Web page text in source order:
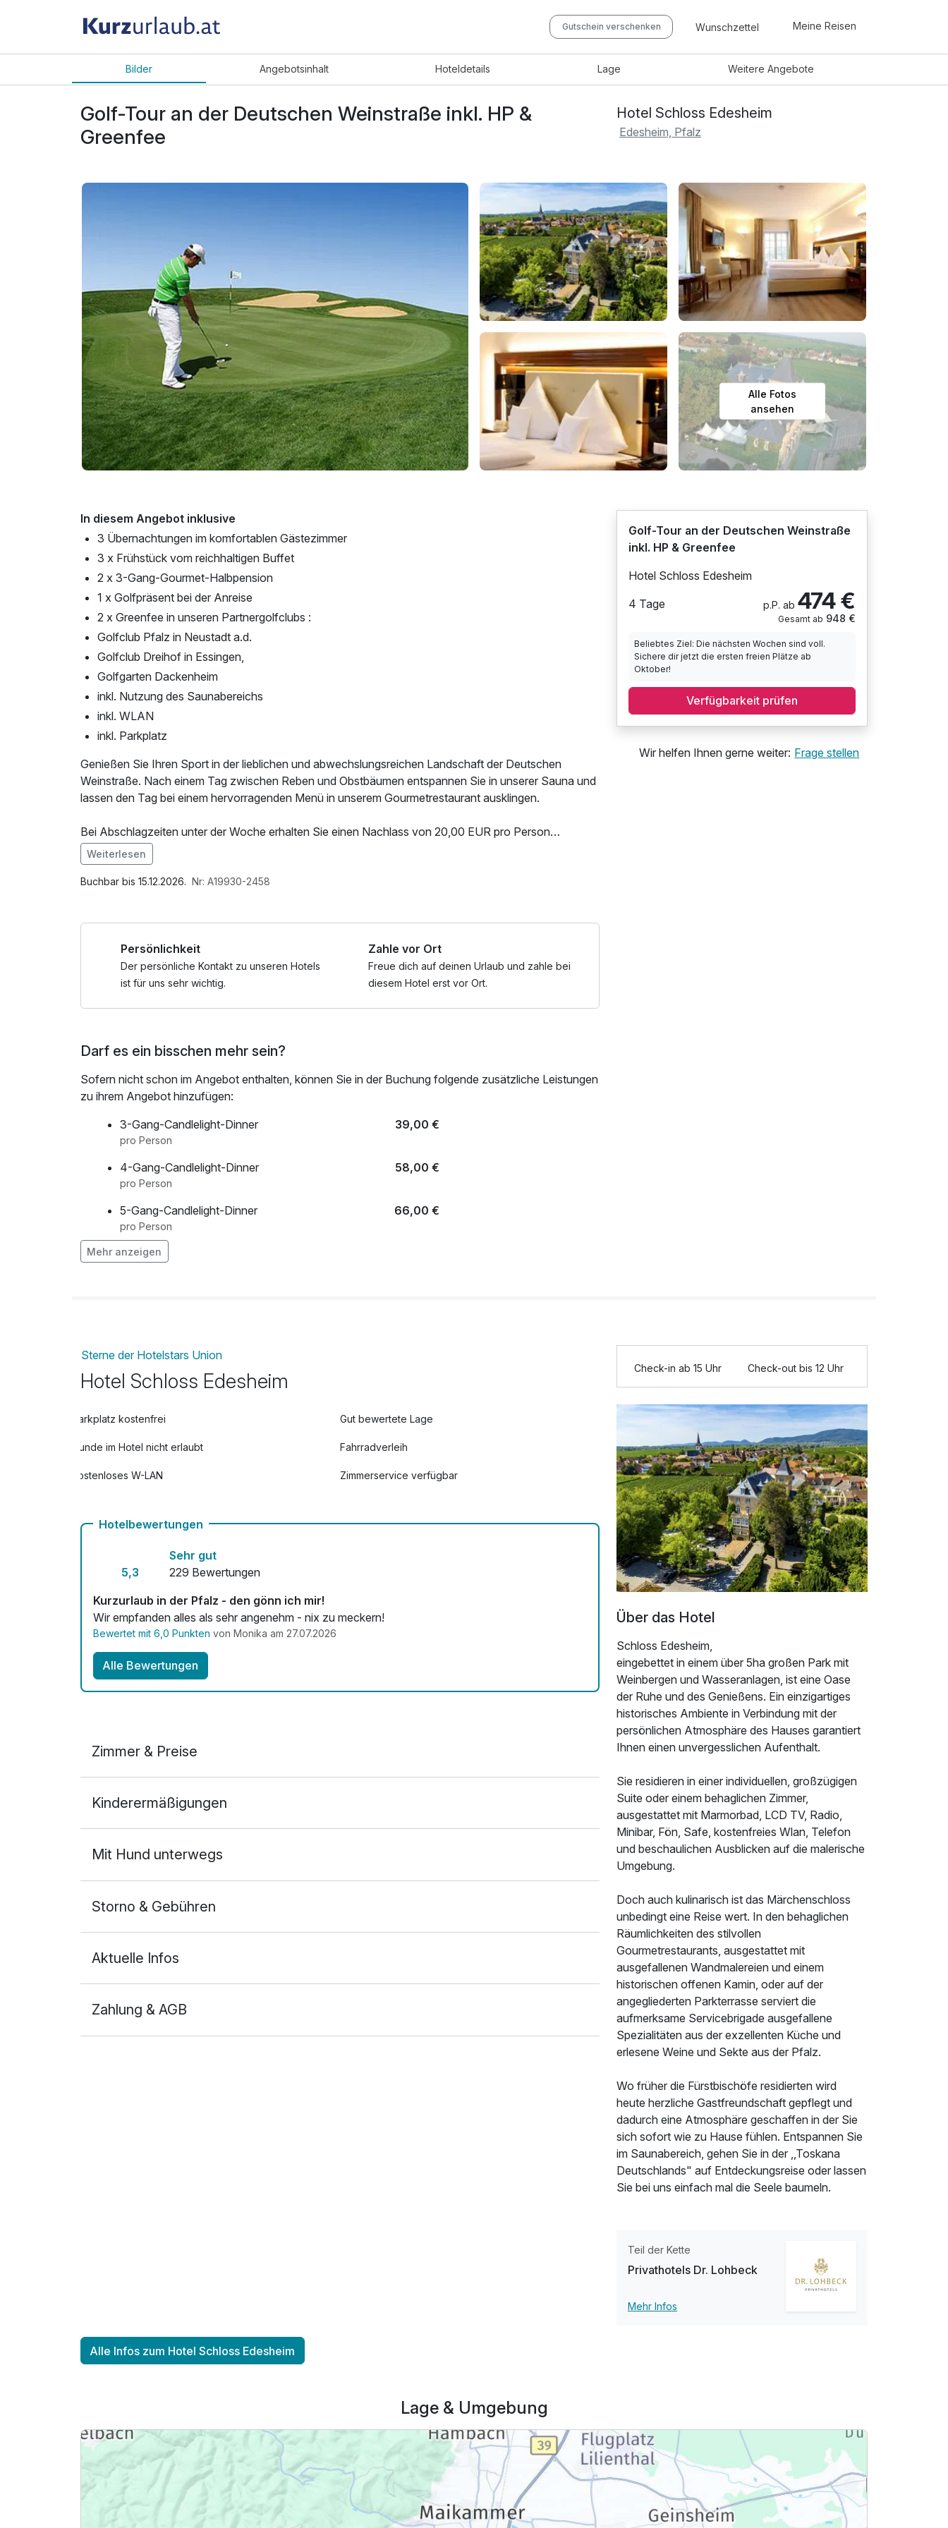
Gutschein verschenken Wunschzettel Meine Reisen
Bilder Angebotsinhalt Hoteldetails Lage WeitereAngebote
Golf-Tour an der Deutschen Weinstraße inkl. HP &
Greenfee
Hotel Schloss Edesheim
Edesheim, Pfalz
Alle Fotos
ansehen
In diesem Angebot inklusive
3 Übernachtungen im komfortablen Gästezimmer
3 x Frühstück vom reichhaltigen Buffet
2 x 3-Gang-Gourmet-Halbpension
1 x Golfpräsent bei der Anreise
2 x Greenfee in unseren Partnergolfclubs :
Golfclub Pfalz in Neustadt a.d.
Golfclub Dreihof in Essingen,
Golfgarten Dackenheim
inkl. Nutzung des Saunabereichs
inkl. WLAN
inkl. Parkplatz
Genießen Sie Ihren Sport in der lieblichen und abwechslungsreichen Landschaft der Deutschen
Weinstraße. Nach einem Tag zwischen Reben und Obstbäumen entspannen Sie in unserer Sauna und
lassen den Tag bei einem hervorragenden Menü in unserem Gourmetrestaurant ausklingen.
Bei Abschlagzeiten unter der Woche erhalten Sie einen Nachlass von 20,00 EUR pro Person
Greenfee jeweils für 18 Loch
Grundvoraussetzung Handicap 54 (in Neustadt HCP 36)
Im Angebot enthalten
Saunabenutzung, Saunatuch, Parkplatz, W-LAN Nutzung / Internetnutzung
Weiterlesen
Buchbar bis 15.12.2026. Nr: A19930-2458
Persönlichkeit
Der persönliche Kontakt zu unseren Hotels
ist für uns sehr wichtig.
Zahle vor Ort
Freue dich auf deinen Urlaub und zahle bei
diesem Hotel erst vor Ort.
Darf es ein bisschen mehr sein?
Sofern nicht schon im Angebot enthalten, können Sie in der Buchung folgende zusätzliche Leistungen
zu ihrem Angebot hinzufügen:
3-Gang-Candlelight-Dinner
39,00 €
pro Person
4-Gang-Candlelight-Dinner 58,00 €
pro Person
5-Gang-Candlelight-Dinner 66,00 €
pro Person
Flasche Champagner
pro Stück
Flasche Sekt
Flasche Weisswein 22,00 €
pro Stück
Obstkorb 8,00 €
Mehr anzeigen
Golf-Tour an der Deutschen Weinstraße
inkl. HP & Greenfee
Hotel Schloss Edesheim
4 Tage
p.P. ab 474 €
Gesamt ab 948 €
Beliebtes Ziel: Die nächsten Wochen sind voll.
Sichere dir jetzt die ersten freien Plätze ab
Oktober!
Verfügbarkeit prüfen
Wir helfen Ihnen gerne weiter: Frage stellen
Sterne der Hotelstars Union
Hotel Schloss Edesheim
Parkplatz kostenfrei Gut bewertete Lage
Hunde im Hotel nicht erlaubt Fahrradverleih
Kostenloses W-LAN Zimmerservice verfügbar
Hotelbewertungen
5,3
Sehr gut
229 Bewertungen
Kurzurlaub in der Pfalz - den gönn ich mir!
Wir empfanden alles als sehr angenehm - nix zu meckern!
Bewertet mit 6,0 Punkten von Monika am 27.07.2026
Alle Bewertungen
Zimmer & Preise
2 Erwachsene und 1 Kind
Ausstattung
Ausstattung
Zusatznächte
Kinderermäßigungen
Mit Hund unterwegs
Storno & Gebühren
Aktuelle Infos
Zahlung & AGB
Check-in ab 15 Uhr Check-out bis 12 Uhr
Über das Hotel
Schloss Edesheim,
eingebettet in einem über 5ha großen Park mit
Weinbergen und Wasseranlagen, ist eine Oase
der Ruhe und des Genießens. Ein einzigartiges
historisches Ambiente in Verbindung mit der
persönlichen Atmosphäre des Hauses garantiert
Ihnen einen unvergesslichen Aufenthalt.
Sie residieren in einer individuellen, großzügigen
Suite oder einem behaglichen Zimmer,
ausgestattet mit Marmorbad, LCD TV, Radio,
Minibar, Fön, Safe, kostenfreies Wlan, Telefon
und beschaulichen Ausblicken auf die malerische
Umgebung.
Doch auch kulinarisch ist das Märchenschloss
unbedingt eine Reise wert. In den behaglichen
Räumlichkeiten des stilvollen
Gourmetrestaurants, ausgestattet mit
ausgefallenen Wandmalereien und einem
historischen offenen Kamin, oder auf der
angegliederten Parkterrasse serviert die
aufmerksame Servicebrigade ausgefallene
Spezialitäten aus der exzellenten Küche und
erlesene Weine und Sekte aus der Pfalz.
Wo früher die Fürstbischöfe residierten wird
heute herzliche Gastfreundschaft gepflegt und
dadurch eine Atmosphäre geschaffen in der Sie
sich sofort wie zu Hause fühlen. Entspannen Sie
im Saunabereich, gehen Sie in der ,,Toskana
Deutschlands" auf Entdeckungsreise oder lassen
Sie bei uns einfach mal die Seele baumeln.
Teil der Kette
Privathotels Dr. Lohbeck
Mehr Infos
Alle Infos zum Hotel Schloss Edesheim
Lage & Umgebung